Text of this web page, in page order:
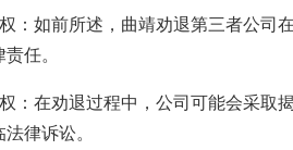
：如前所述，曲靖劝退第三者公司
任。
：在劝退过程中，公司可能会采取
律诉讼。